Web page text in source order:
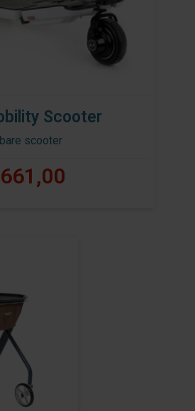
Scooter
scooter